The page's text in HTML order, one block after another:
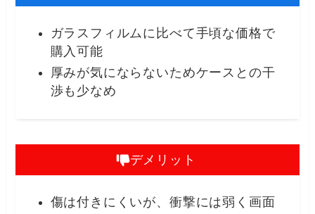
ガラスフィルムに比べて手頃な価格で
購入可能
厚みが気にならないためケースとの干
渉も少なめ
デメリット
傷は付きにくいが、衝撃には弱く画面